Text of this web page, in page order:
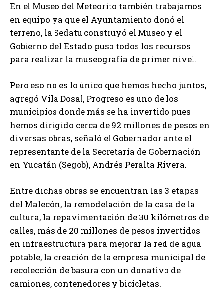
En el Museo del Meteorito también trabajamos
en equipo ya que el Ayuntamiento donó el
terreno, la Sedatu construyó el Museo y el
Gobierno del Estado puso todos los recursos
para realizar la museografía de primer nivel.
Pero eso no es lo único que hemos hecho juntos,
agregó Vila Dosal, Progreso es uno de los
municipios donde más se ha invertido pues
hemos dirigido cerca de 92 millones de pesos en
diversas obras, señaló el Gobernador ante el
representante de la Secretaría de Gobernación
en Yucatán (Segob), Andrés Peralta Rivera.
Entre dichas obras se encuentran las 3 etapas
del Malecón, la remodelación de la casa de la
cultura, la repavimentación de 30 kilómetros de
calles, más de 20 millones de pesos invertidos
en infraestructura para mejorar la red de agua
potable, la creación de la empresa municipal de
recolección de basura con un donativo de
camiones, contenedores y bicicletas.